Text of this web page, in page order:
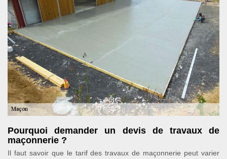
Pourquoi demander un devis de travaux de
maçonnerie ?
Il faut savoir que le tarif des travaux de maçonnerie peut varier